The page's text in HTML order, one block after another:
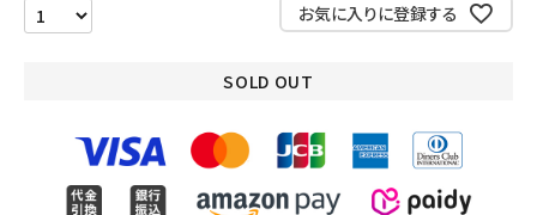
CONTENTS
person
お気に入りに登録する
SOLD OUT